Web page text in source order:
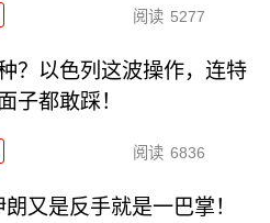
阅读 5277
？以色列这波操作，连特
子都敢踩！
阅读 6836
又是反手就是一巴掌！